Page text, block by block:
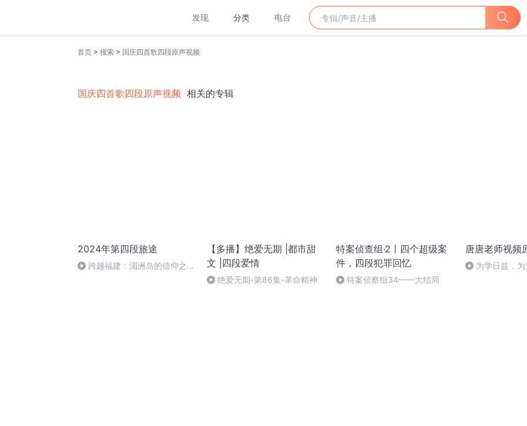
发现 分类 电台
首页 > 搜索 > 国庆四首歌四段原声视频
国庆四首歌四段原声视频 相关的专辑
2024年第四段旅途
跨越福建：湄洲岛的信仰之旅
【多播】绝爱无期 |都市甜
文 |四段爱情
绝爱无期-第86集-革命精神
特案侦查组·2丨四个超级案
件，四段犯罪回忆
特案侦察组34——大结局
唐唐老师视频
为学日益，